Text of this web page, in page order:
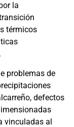
la
térmicos
problemas de
defectos
vinculadas al